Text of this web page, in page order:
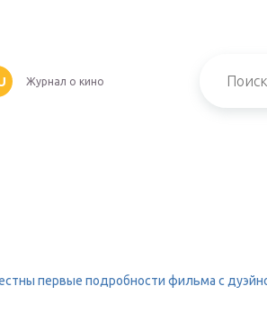
Журнал о кино
первые подробности фильма с